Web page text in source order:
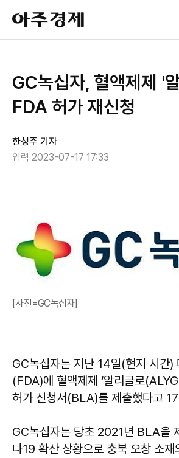
아
주
경
​GC녹십자, 혈액제제 '
FDA 허가 재신청
한성주 기자
입력 2023-07-17 17:33
[사진=GC녹십자]
GC녹십자는 지난 14일(현지 시간)
(FDA)에 혈액제제 ‘알리글로
허가 신청서(BLA)를 제출했다고
GC녹십자는 당초 2021년 BLA을
나19 확산 상황으로 충북 오창 소재